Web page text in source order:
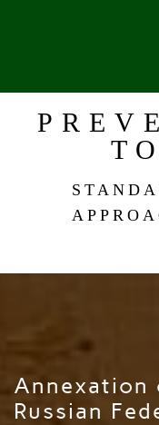
Annexation
Russian